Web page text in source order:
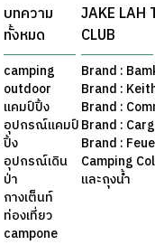
บทความ
ทั้งหมด
camping
outdoor
แคมป์ปิ้ง
อุปกรณ์แคมป์
ปิ้ง
อุปกรณ์เดิน
ป่า
กางเต็นท์
ท่องเที่ยว
campone
JAKE LAH
CLUB
Brand :
Brand :
Brand :
Brand :
Brand :
Camping
และถุงน้ำ